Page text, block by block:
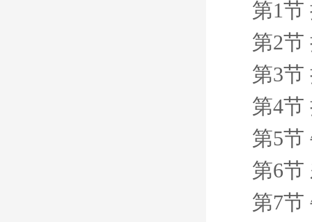
第1节
第2节
第3节
第4节
第5节
第6节
第7节